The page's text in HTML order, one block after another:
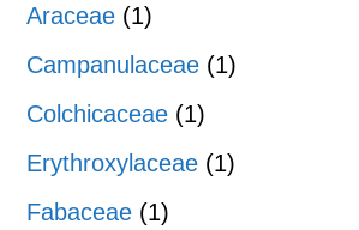
Araceae (1)
Campanulaceae (1)
Colchicaceae (1)
Erythroxylaceae (1)
Fabaceae (1)